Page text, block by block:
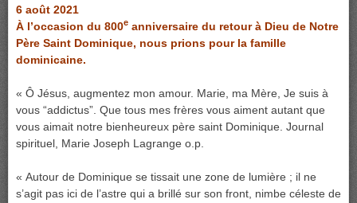
6 août 2021
À l’occasion du 800e anniversaire du retour à Dieu de Notre
Père Saint Dominique, nous prions pour la famille
dominicaine.
« Ô Jésus, augmentez mon amour. Marie, ma Mère, Je suis à
vous “addictus”. Que tous mes frères vous aiment autant que
vous aimait notre bienheureux père saint Dominique. Journal
spirituel, Marie Joseph Lagrange o.p.
« Autour de Dominique se tissait une zone de lumière ; il ne
s’agit pas ici de l’astre qui a brillé sur son front, nimbe céleste de